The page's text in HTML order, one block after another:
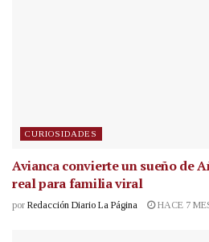
CURIOSIDADES
Avianca convierte un sueño de
real para familia viral
por Redacción Diario La Página HACE 7